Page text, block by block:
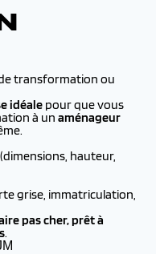
transformation ou
idéale pour que vous
à un aménageur
hauteur,
grise, immatriculation,
pas cher, prêt à
.